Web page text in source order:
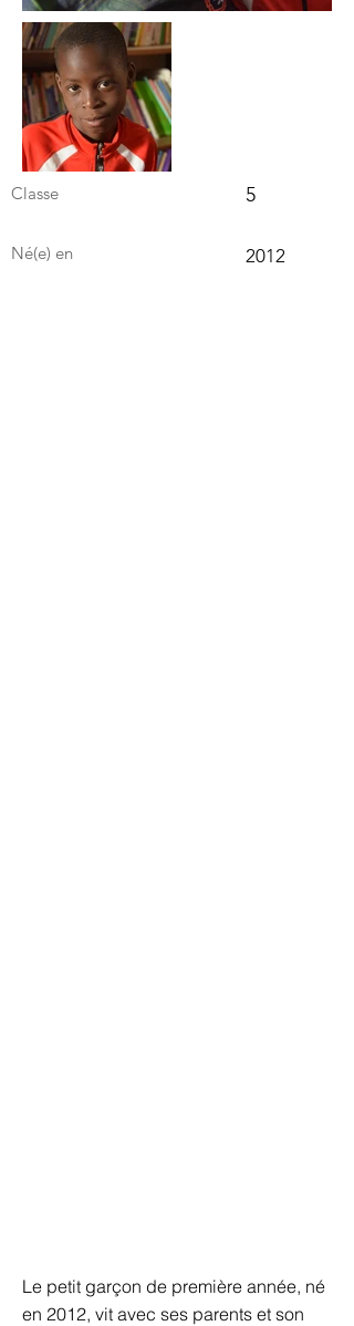
Classe 5
Né(e) en 2012
Le petit garçon de première année, né
en 2012, vit avec ses parents et son